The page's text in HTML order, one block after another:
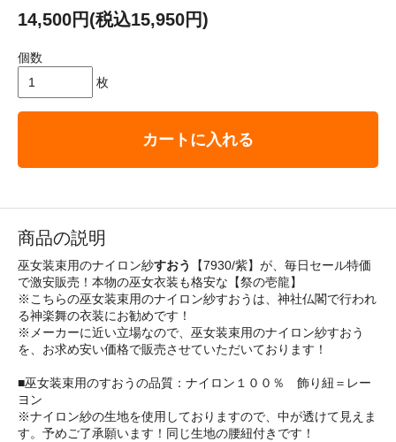
14,500円(税込15,950円)
個数
枚
カートに入れる
商品の説明
巫女装束用のナイロン紗すおう
【7930/紫】が、毎日セール特価
で激安販売！本物の巫女衣装も格安な【祭の壱龍】
※こちらの巫女装束用のナイロン紗すおうは、神社仏閣で行われ
る神楽舞の衣装にお勧めです！
※メーカーに近い立場なので、巫女装束用のナイロン紗すおう
を、お求め安い価格で販売させていただいております！
■巫女装束用のすおうの品質：ナイロン１００％ 飾り紐＝レー
ヨン
※ナイロン紗の生地を使用しておりますので、中が透けて見えま
す。予めご了承願います！同じ生地の腰紐付きです！